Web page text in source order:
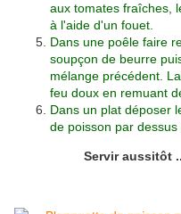
aux tomates fraîches,
à l'aide d'un fouet.
Dans une poêle faire
soupçon de beurre
mélange précédent.
feu doux en remuant
Dans un plat déposer
de poisson par dessus
Servir aussitôt